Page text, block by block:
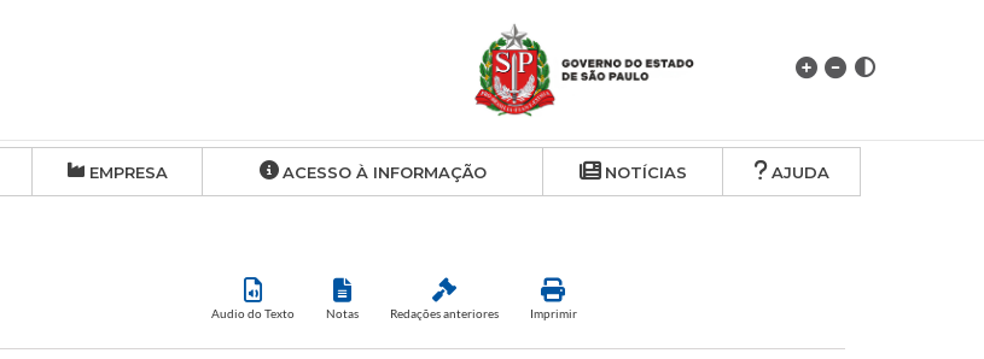
EMPRESA ACESSO À INFORMAÇÃO NOTÍCIAS AJUDA
Audio do Texto Notas Redações anteriores Imprimir